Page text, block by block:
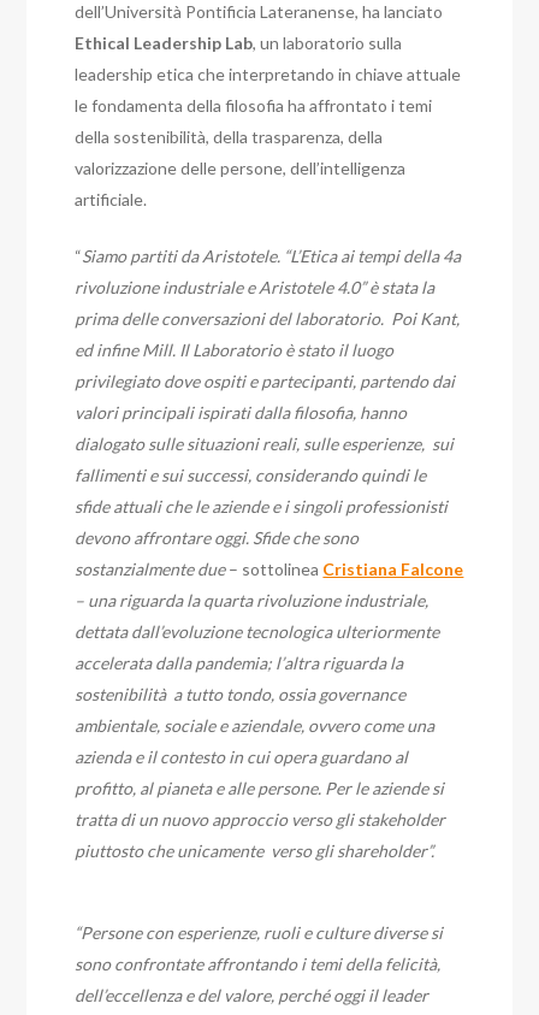
dell’Università Pontificia Lateranense, ha lanciato
Ethical Leadership Lab, un laboratorio sulla
leadership etica che interpretando in chiave attuale
le fondamenta della filosofia ha affrontato i temi
della sostenibilità, della trasparenza, della
valorizzazione delle persone, dell’intelligenza
artificiale.
“Siamo partiti da Aristotele. “L’Etica ai tempi della 4a
rivoluzione industriale e Aristotele 4.0” è stata la
prima delle conversazioni del laboratorio. Poi Kant,
ed infine Mill. Il Laboratorio è stato il luogo
privilegiato dove ospiti e partecipanti, partendo dai
valori principali ispirati dalla filosofia, hanno
dialogato sulle situazioni reali, sulle esperienze, sui
fallimenti e sui successi, considerando quindi le
sfide attuali che le aziende e i singoli professionisti
devono affrontare oggi. Sfide che sono
sostanzialmente due– sottolinea Cristiana Falcone
– una riguarda la quarta rivoluzione industriale,
dettata dall’evoluzione tecnologica ulteriormente
accelerata dalla pandemia; l’altra riguarda la
sostenibilità a tutto tondo, ossia governance
ambientale, sociale e aziendale, ovvero come una
azienda e il contesto in cui opera guardano al
profitto, al pianeta e alle persone. Per le aziende si
tratta di un nuovo approccio verso gli stakeholder
piuttosto che unicamente verso gli shareholder”.
“Persone con esperienze, ruoli e culture diverse si
sono confrontate affrontando i temi della felicità,
dell’eccellenza e del valore, perché oggi il leader